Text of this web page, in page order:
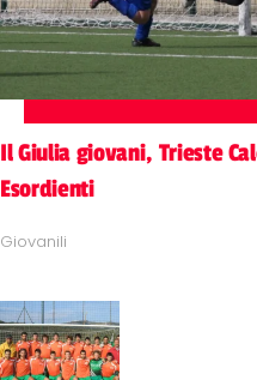
Il Giulia giovani, Trieste
Esordienti
Giovanili